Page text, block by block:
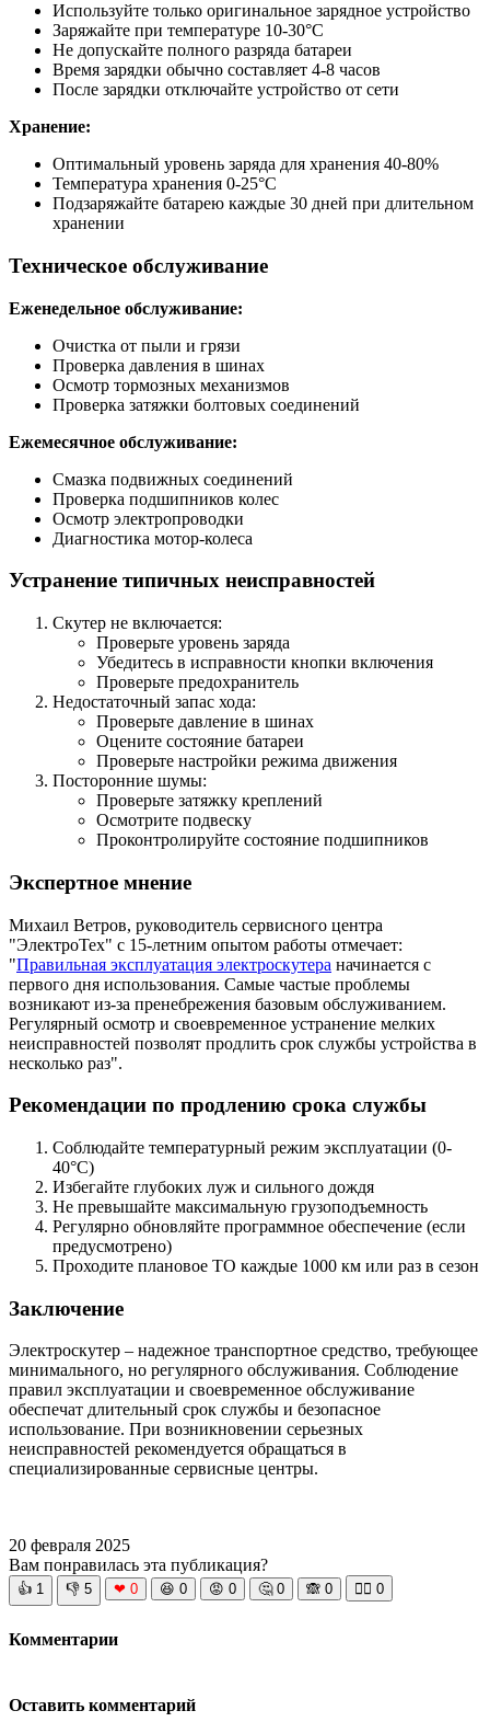
Используйте только оригинальное зарядное устройство
Заряжайте при температуре 10-30°C
Не допускайте полного разряда батареи
Время зарядки обычно составляет 4-8 часов
После зарядки отключайте устройство от сети
Хранение:
Оптимальный уровень заряда для хранения 40-80%
Температура хранения 0-25°C
Подзаряжайте батарею каждые 30 дней при длительном
хранении
Техническое обслуживание
Еженедельное обслуживание:
Очистка от пыли и грязи
Проверка давления в шинах
Осмотр тормозных механизмов
Проверка затяжки болтовых соединений
Ежемесячное обслуживание:
Смазка подвижных соединений
Проверка подшипников колес
Осмотр электропроводки
Диагностика мотор-колеса
Устранение типичных неисправностей
Скутер не включается:
Проверьте уровень заряда
Убедитесь в исправности кнопки включения
Проверьте предохранитель
Недостаточный запас хода:
Проверьте давление в шинах
Оцените состояние батареи
Проверьте настройки режима движения
Посторонние шумы:
Проверьте затяжку креплений
Осмотрите подвеску
Проконтролируйте состояние подшипников
Экспертное мнение
Михаил Ветров, руководитель сервисного центра
"ЭлектроТех" с 15-летним опытом работы отмечает:
"Правильная эксплуатация электроскутера начинается с
первого дня использования. Самые частые проблемы
возникают из-за пренебрежения базовым обслуживанием.
Регулярный осмотр и своевременное устранение мелких
неисправностей позволят продлить срок службы устройства в
несколько раз".
Рекомендации по продлению срока службы
Соблюдайте температурный режим эксплуатации (0-
40°C)
Избегайте глубоких луж и сильного дождя
Не превышайте максимальную грузоподъемность
Регулярно обновляйте программное обеспечение (если
предусмотрено)
Проходите плановое ТО каждые 1000 км или раз в сезон
Заключение
Электроскутер – надежное транспортное средство, требующее
минимального, но регулярного обслуживания. Соблюдение
правил эксплуатации и своевременное обслуживание
обеспечат длительный срок службы и безопасное
использование. При возникновении серьезных
неисправностей рекомендуется обращаться в
специализированные сервисные центры.
20 февраля 2025
Вам понравилась эта публикация?
👍 1 👎 5 ❤ 0 😆 0 😡 0 🤔 0 🙈 0 🧘‍♀️ 0
Комментарии
Оставить комментарий